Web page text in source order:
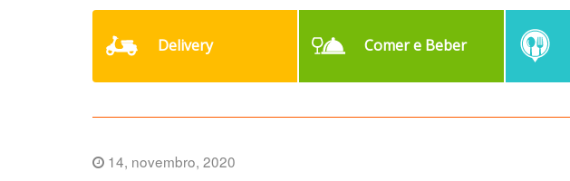
Delivery Comer e Beber
14, novembro, 2020